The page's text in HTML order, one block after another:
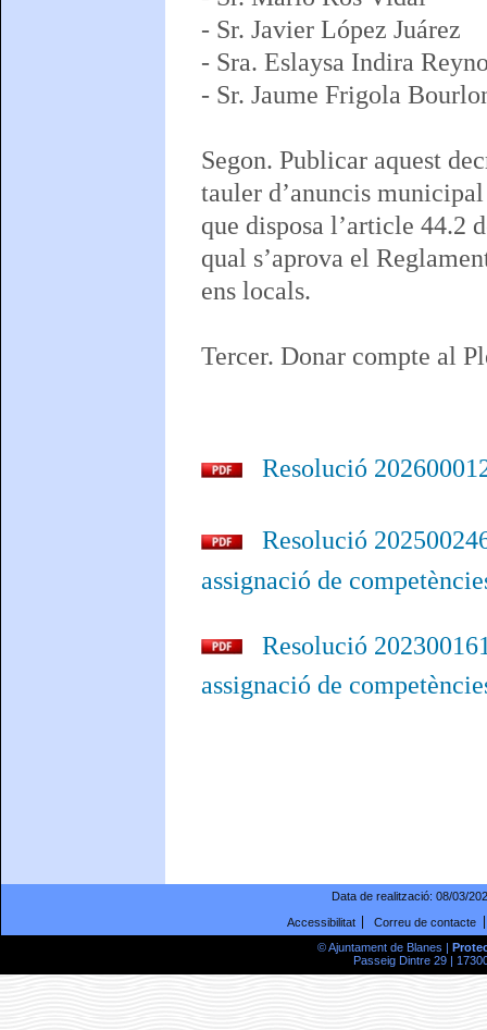
- Sr. Javier López Juárez
- Sra. Eslaysa Indira
- Sr. Jaume Frigola
Segon. Publicar aquest
tauler d’anuncis
que disposa l’article 44.2
qual s’aprova el
ens locals.
Tercer. Donar compte al
Resolució
Resolució
assignació de
Resolució
assignació de
Data de realització: 08/03/
Accessibilitat
Correu de contacte
© Ajuntament de Blanes |
Passeig Dintre 29 |